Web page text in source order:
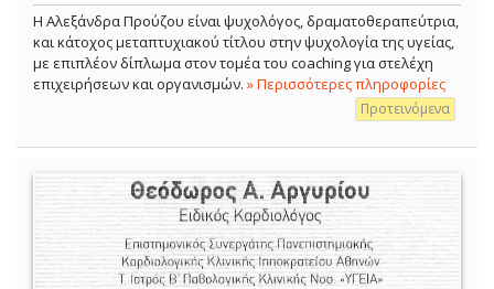
Η Αλεξάνδρα Προύζου είναι ψυχολόγος, δραματοθεραπεύτρια,
και κάτοχος μεταπτυχιακού τίτλου στην ψυχολογία της υγείας,
με επιπλέον δίπλωμα στον τομέα του coaching για στελέχη
επιχειρήσεων και οργανισμών. » Περισσότερες πληροφορίες
Προτεινόμενα